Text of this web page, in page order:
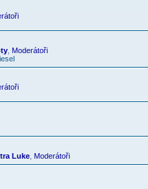
Moderátoři
Luke Moderátoři